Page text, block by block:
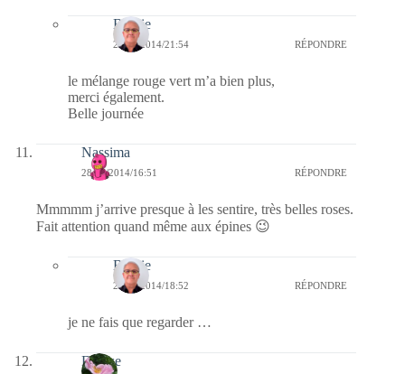
Bernie
28/07/2014/21:54 RÉPONDRE
le mélange rouge vert m’a bien plus,
merci également.
Belle journée
Nassima
28/07/2014/16:51 RÉPONDRE
Mmmmm j’arrive presque à les sentire, très belles roses.
Fait attention quand même aux épines 😉
Bernie
28/07/2014/18:52 RÉPONDRE
je ne fais que regarder …
Denise